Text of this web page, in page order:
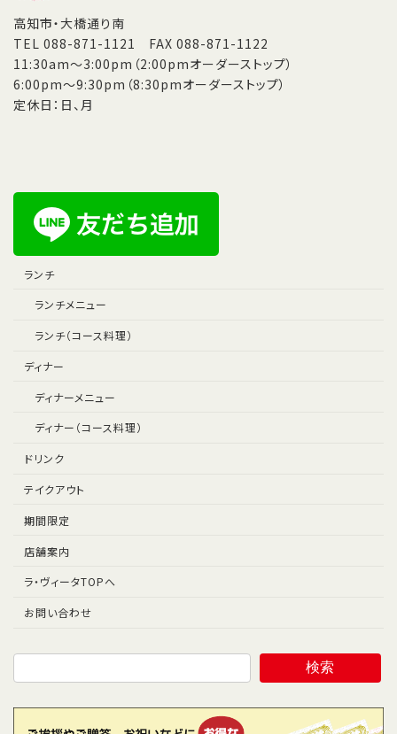
高知市・大橋通り南
TEL 088-871-1121 FAX 088-871-1122
11:30am～3:00pm（2:00pmオーダーストップ）
6:00pm～9:30pm（8:30pmオーダーストップ）
定休日：日、月
ランチ
ランチメニュー
ランチ（コース料理）
ディナー
ディナーメニュー
ディナー（コース料理）
ドリンク
テイクアウト
期間限定
店舗案内
ラ・ヴィータTOPへ
お問い合わせ
検索